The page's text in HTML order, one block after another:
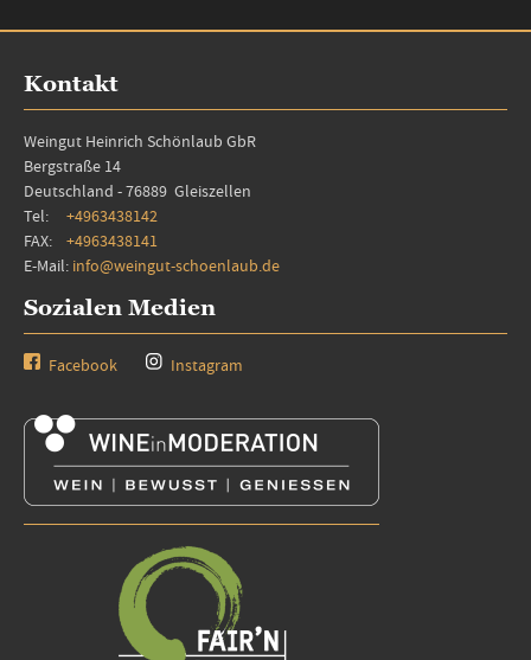
Kontakt
Weingut Heinrich Schönlaub GbR
Bergstraße 14
Deutschland - 76889 Gleiszellen
Tel: +4963438142
FAX: +4963438141
E-Mail: info@weingut-schoenlaub.de
Sozialen Medien
Facebook Instagram